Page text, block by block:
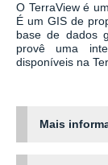
O TerraViewé
É um GIS de
base de dados
provê uma
disponíveis na
Mais